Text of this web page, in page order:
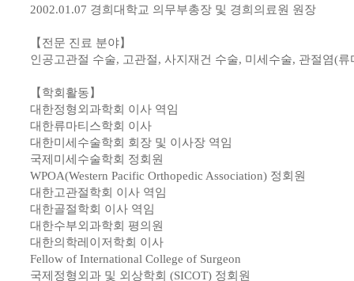
2002.01.07 경희대학교 의무부총장 및 경희의료원 원장
【전문 진료 분야】
인공고관절 수술, 고관절, 사지재건 수술, 미세수술, 관절염(류
【학회활동】
대한정형외과학회 이사 역임
대한류마티스학회 이사
대한미세수술학회 회장 및 이사장 역임
국제미세수술학회 정회원
WPOA(Western Pacific Orthopedic Association) 정회원
대한고관절학회 이사 역임
대한골절학회 이사 역임
대한수부외과학회 평의원
대한의학레이저학회 이사
Fellow of International College of Surgeon
국제정형외과 및 외상학회 (SICOT) 정회원